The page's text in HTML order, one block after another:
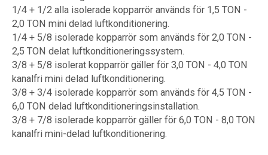
1/4 + 1/2 alla isolerade kopparrör används för 1,5 TON -
2,0 TON mini delad luftkonditionering.
1/4 + 5/8 isolerade kopparrör som används för 2,0 TON -
2,5 TON delat luftkonditioneringssystem.
3/8 + 5/8 isolerat kopparrör gäller för 3,0 TON - 4,0 TON
kanalfri mini delad luftkonditionering.
3/8 + 3/4 isolerade kopparrör som används för 4,5 TON -
6,0 TON delad luftkonditioneringsinstallation.
3/8 + 7/8 isolerade kopparrör gäller för 6,0 TON - 8,0 TON
kanalfri mini-delad luftkonditionering.